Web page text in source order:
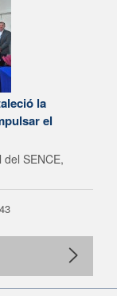
la
el
SENCE,